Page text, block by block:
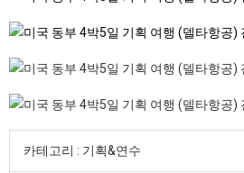
카테고리 : 기획&연수